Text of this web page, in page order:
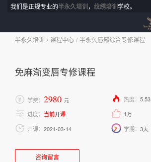
我们是正规专业的半永久培训， 纹绣培训学校。
半永久培训 课程中心 半永久唇部综合专修课程
免麻渐变唇专修课程
学费： 2980 元 热度： 5.53
进度： 当前开课
1万
开课： 2021-03-14 学期： 3天
咨询留言